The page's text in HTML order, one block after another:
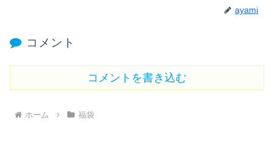
ayami
コメント
コメントを書き込む
ホーム 福袋